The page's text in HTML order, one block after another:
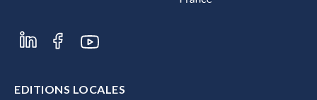
EDITIONS LOCALES